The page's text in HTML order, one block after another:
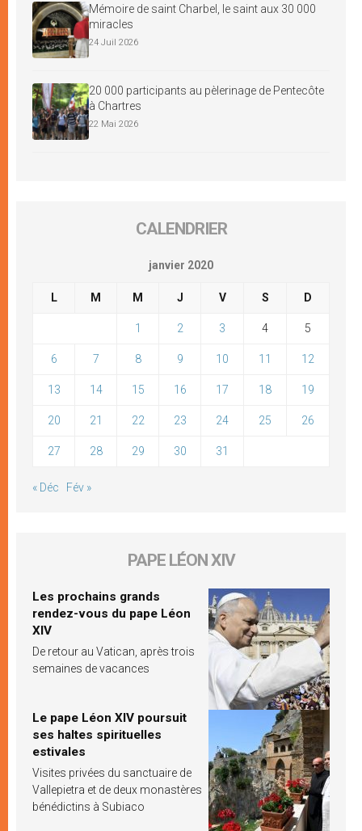
Mémoire de saint Charbel, le saint aux 30 000
miracles
24 Juil 2026
20 000 participants au pèlerinage de Pentecôte
à Chartres
22 Mai 2026
CALENDRIER
janvier 2020
L M M J V S D
1 2 3 4 5
6 7 8 9 10 11 12
13 14 15 16 17 18 19
20 21 22 23 24 25 26
27 28 29 30 31
« Déc Fév »
PAPE LÉON XIV
Les prochains grands
rendez-vous du pape Léon
XIV
De retour au Vatican, après trois
semaines de vacances
Le pape Léon XIV poursuit
ses haltes spirituelles
estivales
Visites privées du sanctuaire de
Vallepietra et de deux monastères
bénédictins à Subiaco